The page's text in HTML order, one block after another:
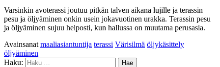
Varsinkin avoterassi joutuu pitkän talven aikana lujille ja terassin
pesu ja öljyäminen onkin usein jokavuotinen urakka. Terassin pesu
ja öljyäminen sujuu helposti, kun hallussa on muutama perusasia.
Avainsanat maaliasiantuntija terassi Värisilmä öljykäsittely
öljyäminen
Haku: